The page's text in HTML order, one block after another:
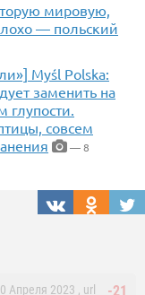
мировую,
— польский
Myśl Polska:
заменить на
совсем
— 8
-21
Апреля 2023 , url